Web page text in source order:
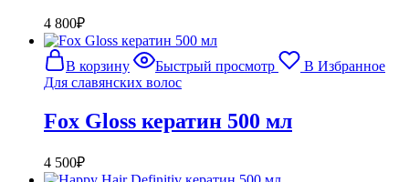
4 800₽
В корзину Быстрый просмотр
В Избранное
Для славянских волос
Fox Gloss кератин 500 мл
4 500₽